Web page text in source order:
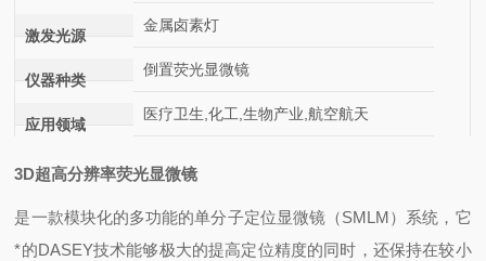
激发光源
金属卤素灯
仪器种类
倒置荧光显微镜
应用领域
医疗卫生,化工,生物产业,航空航天
3D超高分辨率荧光显微镜
是一款模块化的多功能的单分子定位显微镜（SMLM）系统，它
*的DASEY技术能够极大的提高定位精度的同时，还保持在较小